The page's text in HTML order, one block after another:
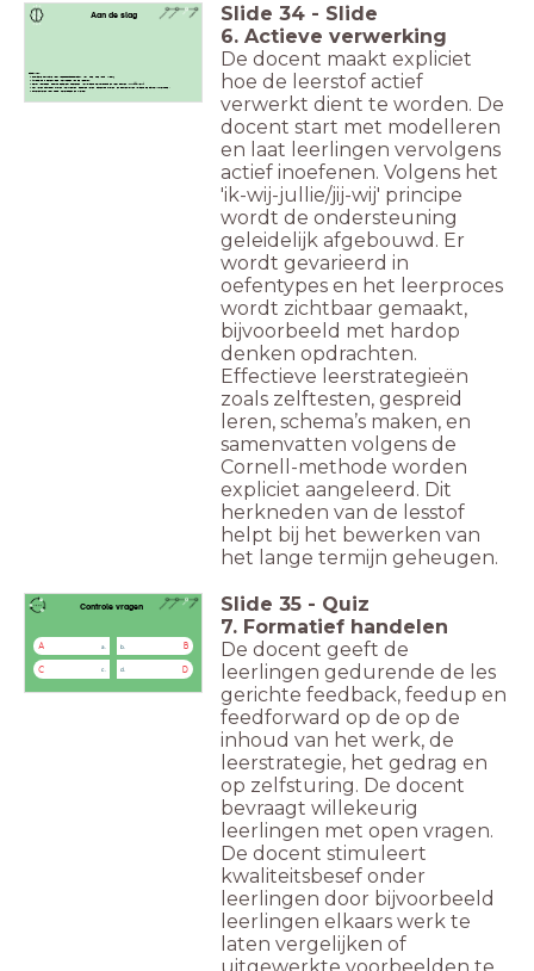
Aan de slag
Checklist:
Expliciete instructie voor toepassingsopdracht: wat, hoe, hoe lang, klaar?
Afwisseling in oefentypes (herkneden van de lesstof)
Eerst voordoen, daarna begeleidt inoefenen, vervolgens zelfstanding en weer samen (ik--wij-jij/jullie-wij)
Het leren zichtbaar maken (zelftesten, gespreid leren, schema’s maken, en samenvatten volgens de Cornell-methode )
Differentiëren waar nodig: heterogeen en flexibel.
Slide 34 - Slide
6. Actieve verwerking
De docent maakt expliciet
hoe de leerstof actief
verwerkt dient te worden. De
docent start met modelleren
en laat leerlingen vervolgens
actief inoefenen. Volgens het
'ik-wij-jullie/jij-wij' principe
wordt de ondersteuning
geleidelijk afgebouwd. Er
wordt gevarieerd in
oefentypes en het leerproces
wordt zichtbaar gemaakt,
bijvoorbeeld met hardop
denken opdrachten.
Effectieve leerstrategieën
zoals zelftesten, gespreid
leren, schema’s maken, en
samenvatten volgens de
Cornell-methode worden
expliciet aangeleerd. Dit
herkneden van de lesstof
helpt bij het bewerken van
het lange termijn geheugen.
Controle vragen
A a. B
b.
C c. D
d.
Slide 35 - Quiz
7. Formatief handelen
De docent geeft de
leerlingen gedurende de les
gerichte feedback, feedup en
feedforward op de op de
inhoud van het werk, de
leerstrategie, het gedrag en
op zelfsturing. De docent
bevraagt willekeurig
leerlingen met open vragen.
De docent stimuleert
kwaliteitsbesef onder
leerlingen door bijvoorbeeld
leerlingen elkaars werk te
laten vergelijken of